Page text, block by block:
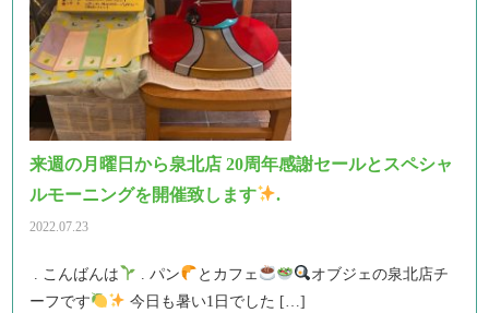
来週の月曜日から泉北店 20周年感謝セールとスペシャ
ルモーニングを開催致します
.
2022.07.23
. こんばんは . パン とカフェ
オブジェの泉北店チ
ーフです
今日も暑い1日でした […]